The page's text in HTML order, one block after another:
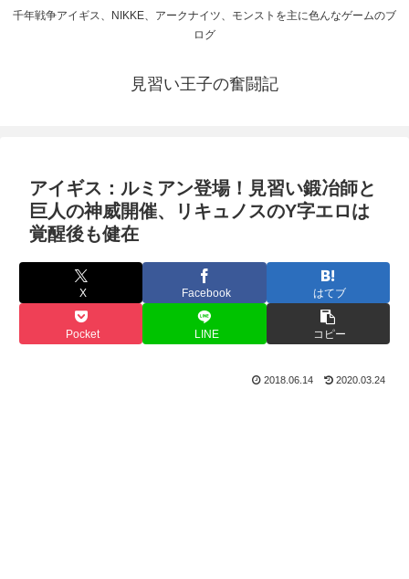
千年戦争アイギス、NIKKE、アークナイツ、モンストを主に色んなゲームのブ
ログ
見習い王子の奮闘記
アイギス：ルミアン登場！見習い鍛冶師と
巨人の神威開催、リキュノスのY字エロは
覚醒後も健在
X Facebook はてブ
Pocket LINE コピー
2018.06.14 2020.03.24